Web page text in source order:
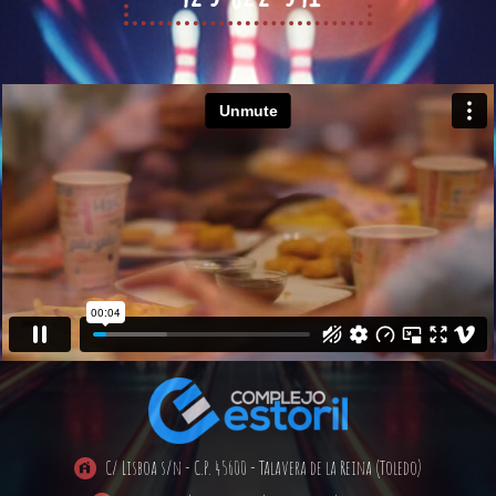
INICIO
C/ Lisboa s/n - C.P. 45600 - Talavera de la Reina (Toledo)